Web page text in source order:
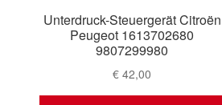
Unterdruck-Steuergerät Citroën
Peugeot 1613702680
9807299980
€ 42,00